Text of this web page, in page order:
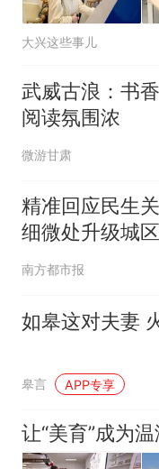
大兴这些事儿
武威古浪：书
阅读氛围浓
微游甘肃
精准回应民生
细微处升级城
度
南方都市报
如皋这对夫妻
皋言 APP专享
让“美育”成为